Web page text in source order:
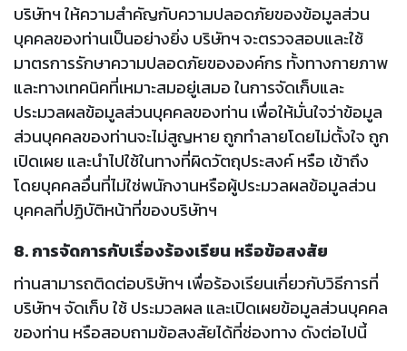
บริษัทฯ ให้ความสำคัญกับความปลอดภัยของข้อมูลส่วน
บุคคลของท่านเป็นอย่างยิ่ง บริษัทฯ จะตรวจสอบและใช้
มาตรการรักษาความปลอดภัยขององค์กร ทั้งทางกายภาพ
และทางเทคนิคที่เหมาะสมอยู่เสมอ ในการจัดเก็บและ
ประมวลผลข้อมูลส่วนบุคคลของท่าน เพื่อให้มั่นใจว่าข้อมูล
ส่วนบุคคลของท่านจะไม่สูญหาย ถูกทำลายโดยไม่ตั้งใจ ถูก
เปิดเผย และนำไปใช้ในทางที่ผิดวัตถุประสงค์ หรือ เข้าถึง
โดยบุคคลอื่นที่ไม่ใช่พนักงานหรือผู้ประมวลผลข้อมูลส่วน
บุคคลที่ปฏิบัติหน้าที่ของบริษัทฯ
8. การจัดการกับเรื่องร้องเรียน หรือข้อสงสัย
ท่านสามารถติดต่อบริษัทฯ เพื่อร้องเรียนเกี่ยวกับวิธีการที่
บริษัทฯ จัดเก็บ ใช้ ประมวลผล และเปิดเผยข้อมูลส่วนบุคคล
ของท่าน หรือสอบถามข้อสงสัยได้ที่ช่องทาง ดังต่อไปนี้